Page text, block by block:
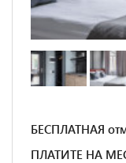
БЕСПЛАТНАЯ
ПЛАТИТЕ НА